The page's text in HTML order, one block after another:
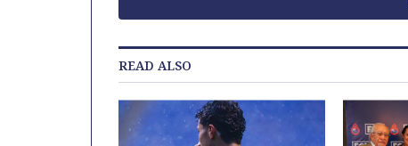
READ ALSO